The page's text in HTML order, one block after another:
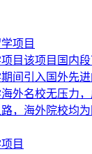
目该项目国内
间引入国外先
外名校无压力，
，海外院校均
目